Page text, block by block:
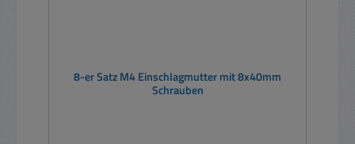
8-er Satz M4 Einschlagmutter mit 8x40mm
Schrauben